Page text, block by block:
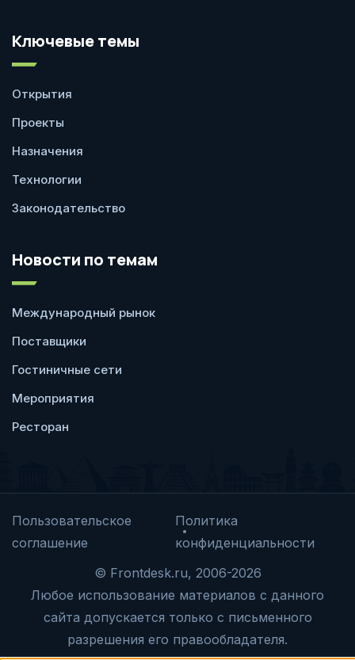
Ключевые темы
Открытия
Проекты
Назначения
Технологии
Законодательство
Новости по темам
Международный рынок
Поставщики
Гостиничные сети
Мероприятия
Ресторан
Пользовательское
соглашение
Политика
конфиденциальности
© Frontdesk.ru, 2006-2026
Любое использование материалов с данного
сайта допускается только с письменного
разрешения его правообладателя.